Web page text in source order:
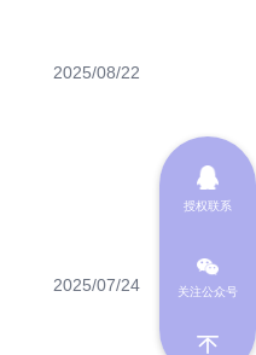
2025/08/22
2025/07/24
授权联系
关注公众号